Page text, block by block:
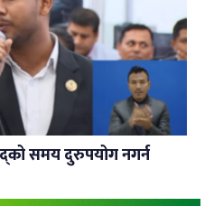
समय दुरुपयोग नगर्न